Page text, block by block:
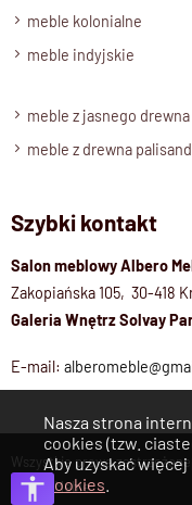
Stan produktu
meble kolonialne
meble indyjskie
meble z jasnego drewna
meble z drewna
Szybki kontakt
Salon meblowy Albero
Zakopiańska 105, 30-418
Galeria Wnętrz Solvay
E-mail:
Wszystkie prawa
Albero Meble
Nasza strona
cookies (tzw.
Aby uzyskać
Cookies